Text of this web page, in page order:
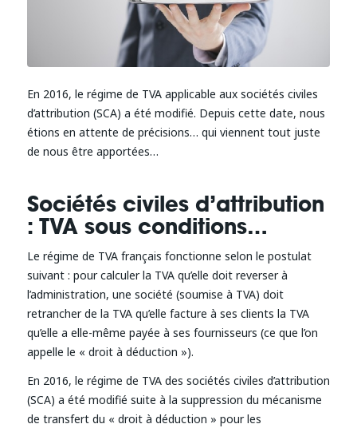
En 2016, le régime de TVA applicable aux sociétés civiles
d’attribution (SCA) a été modifié. Depuis cette date, nous
étions en attente de précisions… qui viennent tout juste
de nous être apportées…
Sociétés civiles d’attribution
: TVA sous conditions…
Le régime de TVA français fonctionne selon le postulat
suivant : pour calculer la TVA qu’elle doit reverser à
l’administration, une société (soumise à TVA) doit
retrancher de la TVA qu’elle facture à ses clients la TVA
qu’elle a elle-même payée à ses fournisseurs (ce que l’on
appelle le « droit à déduction »).
En 2016, le régime de TVA des sociétés civiles d’attribution
(SCA) a été modifié suite à la suppression du mécanisme
de transfert du « droit à déduction » pour les